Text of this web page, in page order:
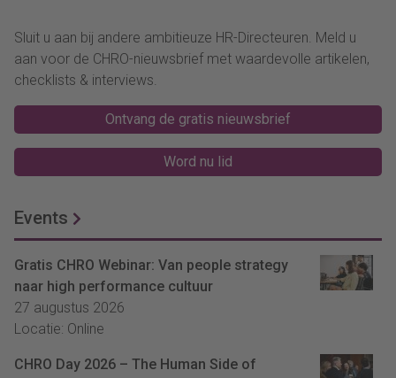
Sluit u aan bij andere ambitieuze HR-Directeuren. Meld u
aan voor de CHRO-nieuwsbrief met waardevolle artikelen,
checklists & interviews.
Ontvang de gratis nieuwsbrief
Word nu lid
Events
Gratis CHRO Webinar: Van people strategy
naar high performance cultuur
27 augustus 2026
Locatie: Online
CHRO Day 2026 – The Human Side of